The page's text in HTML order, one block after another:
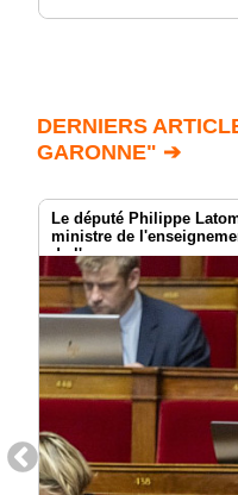
DERNIERS
GARONNE" ➔
Le député Philippe
ministre de
de l'espace